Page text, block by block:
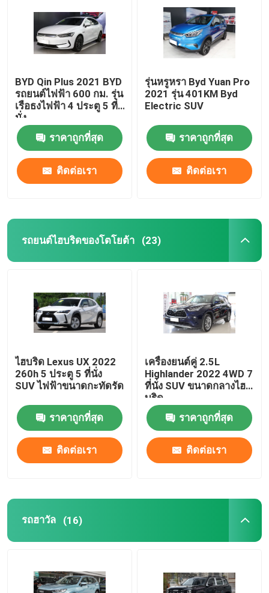
รายชื่อผู้ติดต่อ
ผลิตภัณฑ์
รถยนต์ไฟฟ้าบีวายดี
รถยนต์ไฮบริดของโตโยต้า
รถฮาวัล
ฉางอัน ออโตโมบิล
BYD Qin Plus 2021 BYD
รถยนต์ไฟฟ้า 600 กม. รุ่น
เรือธงไฟฟ้า 4 ประตู 5 ที่
นั่ง
ราคาถูกที่สุด
ติดต่อเรา
รุ่นหรูหรา Byd Yuan Pro
2021 รุ่น 401KM Byd
Electric SUV
ราคาถูกที่สุด
ติดต่อเรา
รถยนต์ไฮบริดของโตโยต้า (23)
ไฮบริด Lexus UX 2022
260h 5 ประตู 5 ที่นั่ง
SUV ไฟฟ้าขนาดกะทัดรัด
ราคาถูกที่สุด
ติดต่อเรา
เครื่องยนต์คู่ 2.5L
Highlander 2022 4WD 7
ที่นั่ง SUV ขนาดกลางไฮ
บริด
ราคาถูกที่สุด
ติดต่อเรา
รถฮาวัล (16)